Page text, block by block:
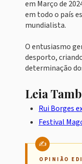
em Março de
em todo o país
mundialista.
O entusiasmo
desporto,
determinação
Leia
Rui Borges
Festival
OPINIÃO